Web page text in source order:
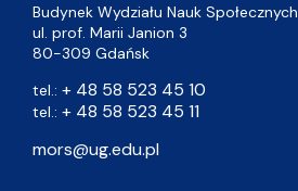
Budynek Wydziału Nauk Społecznych
ul. prof. Marii Janion 3
80-309 Gdańsk
tel.: + 48 58 523 45 10
tel.: + 48 58 523 45 11
mors@ug.edu.pl